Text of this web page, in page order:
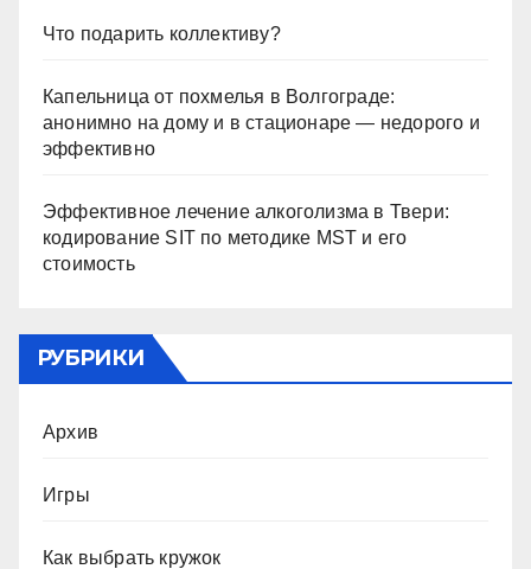
Что подарить коллективу?
Капельница от похмелья в Волгограде:
анонимно на дому и в стационаре — недорого и
эффективно
Эффективное лечение алкоголизма в Твери:
кодирование SIT по методике MST и его
стоимость
РУБРИКИ
Архив
Игры
Как выбрать кружок